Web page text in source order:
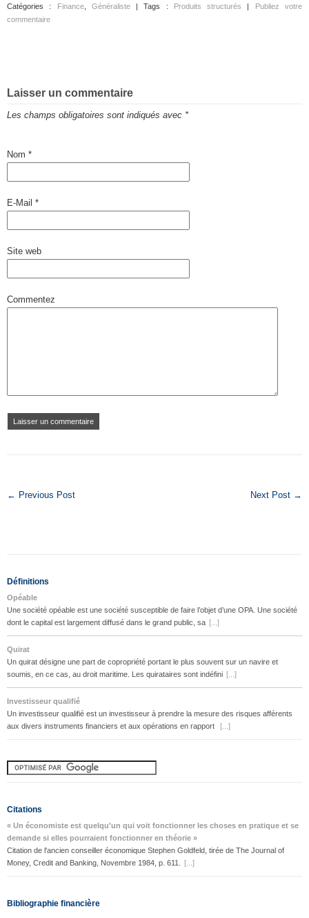
Catégories : Finance, Généraliste| Tags : Produits structurés |
Publiez votre
commentaire
Laisser un commentaire
Les champs obligatoires sont indiqués avec *
Nom *
E-Mail *
Site web
Commentez
← Previous Post Next Post →
Définitions
Opéable
Une société opéable est une société susceptible de faire l’objet d’une OPA. Une société
dont le capital est largement diffusé dans le grand public, sa [...]
Quirat
Un quirat désigne une part de copropriété portant le plus souvent sur un navire et
soumis, en ce cas, au droit maritime. Les quirataires sont indéfini [...]
Investisseur qualifié
Un investisseur qualifié est un investisseur à prendre la mesure des risques afférents
aux divers instruments financiers et aux opérations en rapport
[...]
Citations
« Un économiste est quelqu'un qui voit fonctionner les choses en pratique et se
demande si elles pourraient fonctionner en théorie »
Citation de l'ancien conseiller économique Stephen Goldfeld, tirée de The Journal of
Money, Credit and Banking, Novembre 1984, p. 611.
[...]
Bibliographie financière